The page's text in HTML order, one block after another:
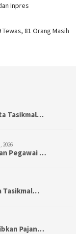
Inpres
81 Orang Masih
Tasikmal…
2026
Pegawai …
Tasikmal…
Pajan…